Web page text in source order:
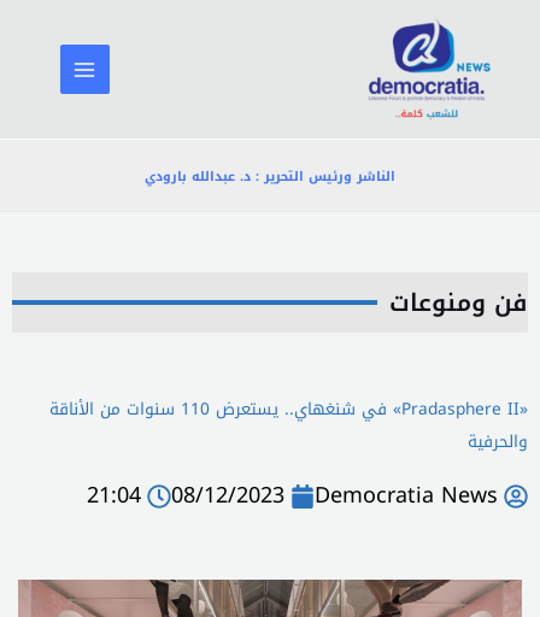
المحتوى
الناشر ورئيس التحرير : د. عبدالله بارودي
فن ومنوعات
«Pradasphere II» في شنغهاي.. يستعرض 110 سنوات من الأناقة
والحرفية
Democratia News
08/12/2023
21:04